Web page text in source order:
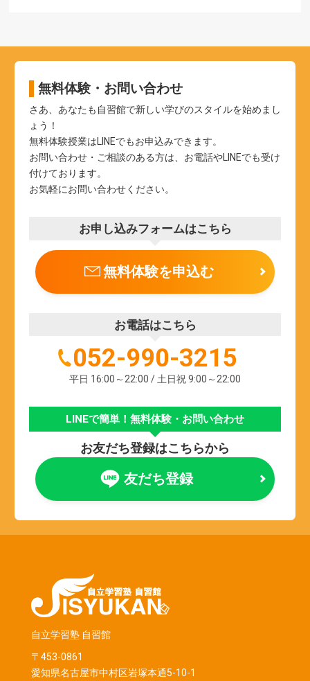
無料体験・お問い合わせ
さあ、あなたも自習館で新しい学びのスタイルを始めまし
ょう！
無料体験授業はLINEでもお申込みできます。
お問い合わせ・ご相談のある方は、お電話やLINEでも受け
付けております。
お気軽にお問い合わせください。
お申し込みフォームはこちら
無料体験を申込む
お電話はこちら
052-990-3215
平日 16:00～22:00 / 土日祝 9:00～22:00
LINEで簡単！無料体験・お問い合わせ
お友だち登録はこちらから
友だち登録
自立学習塾 自習館
〒453-0861
愛知県名古屋市中村区岩塚本通5-10-1